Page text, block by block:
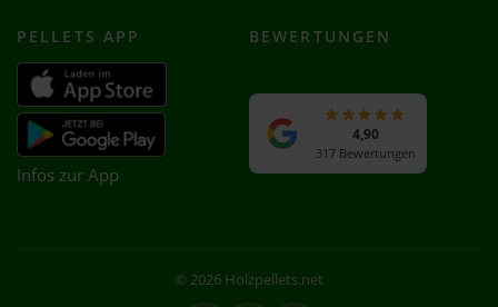
PELLETS APP
Infos zur App
BEWERTUNGEN
4,90
317 Bewertungen
© 2026 Holzpellets.net